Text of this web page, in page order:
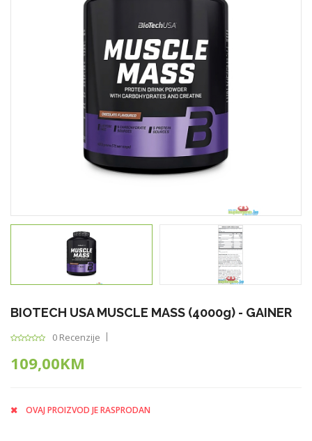
BIOTECH USA MUSCLE MASS (4000g) - GAINER
0 Recenzije
109,00KM
OVAJ PROIZVOD JE RASPRODAN